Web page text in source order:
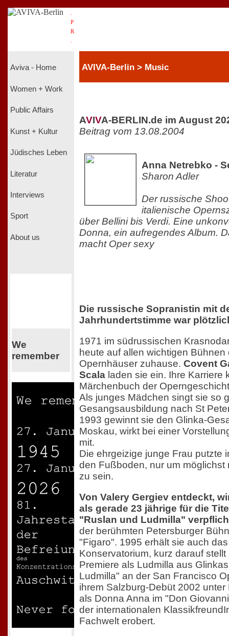
P
R
Aviva - Home
Women + Work
Public Affairs
Kunst + Kultur
Jüdisches Leben
Literatur
Interviews
Sport
About us
We
remember
AVIVA-Berlin > Music
AVIVA-BERLIN.de im August
Beitrag vom 13.08.2004
Anna Netrebko -
Sharon Adler
Der russische
italienische
über Bellini bis Verdi. Eine
Donna, ein aufregendes Album.
macht Oper sexy
Die russische Sopranistin mit
Jahrhundertstimme war
1971 im südrussischen
heute auf allen wichtigen Bühnen
Opernhäuser zuhause. Covent
Scala laden sie ein. Ihre Karriere
Märchenbuch der
Als junges Mädchen singt sie so
Gesangsausbildung nach St
1993 gewinnt sie den Glinka-
Moskau, wirkt bei einer
mit.
Die ehrgeizige junge Frau putzte
den Fußboden, nur um möglichst
zu sein.
Von Valery Gergiev entdeckt,
als gerade 23 jährige für die
"Ruslan und Ludmilla"
der berühmten Petersburger
"Figaro". 1995 erhält sie auch
Konservatorium, kurz darauf
Premiere als Ludmilla aus
Ludmilla" an der San Francisco
ihrem Salzburg-Debüt 2002
als Donna Anna im "Don
der internationalen
Fachwelt erobert.